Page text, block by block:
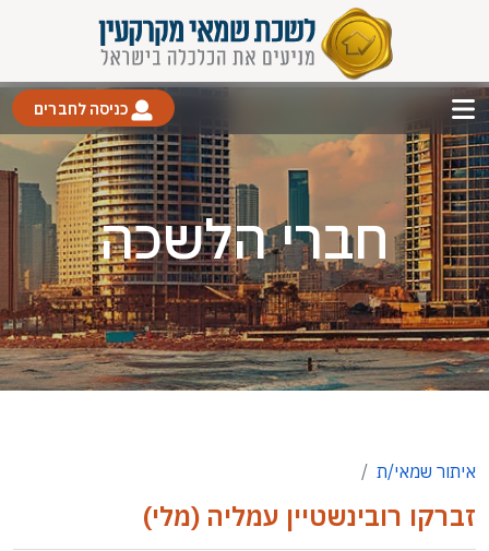
כניסה לחברים
חברי הלשכה
איתור שמאי/ת
זברקו רובינשטיין עמליה (מלי)